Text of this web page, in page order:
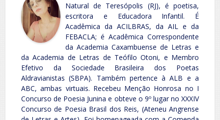
Natural de Teresópolis (RJ), é poetisa,
escritora e Educadora Infantil. É
Acadêmica da ACILBRAS, da AIL e da
FEBACLA; é Acadêmica Correspondente
da Academia Caxambuense de Letras e
da Academia de Letras de Teófilo Otoni, e Membro
Efetivo da Sociedade Brasileira dos Poetas
Aldravianistas (SBPA). Também pertence à ALB e a
ABC, ambas virtuais. Recebeu Menção Honrosa no I
Concurso de Poesia Junina e obteve o 9º lugar no XXXIV
Concurso de Poesia Brasil dos Reis, (Ateneu Angrense